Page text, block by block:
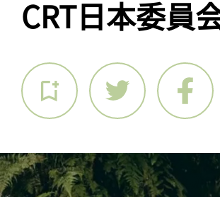
CRT日本委員